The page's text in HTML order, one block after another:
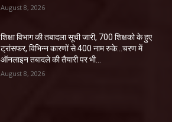
August 8, 2026
शिक्षा विभाग की तबादला सूची जारी, 700 शिक्षको के हुए
ट्रांसफर, विभिन्न कारणों से 400 नाम रुके…चरण में
ऑनलाइन तबादले की तैयारी पर भी...
August 8, 2026